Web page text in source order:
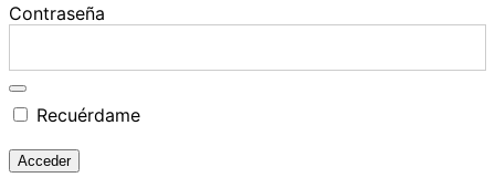
Contraseña
Recuérdame